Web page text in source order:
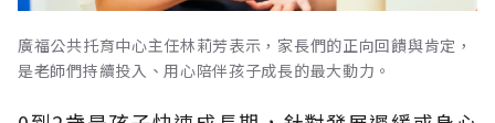
廣福公共托育中心主任林莉芳表示，家長們的正向回饋與肯定，
是老師們持續投入、用心陪伴孩子成長的最大動力。